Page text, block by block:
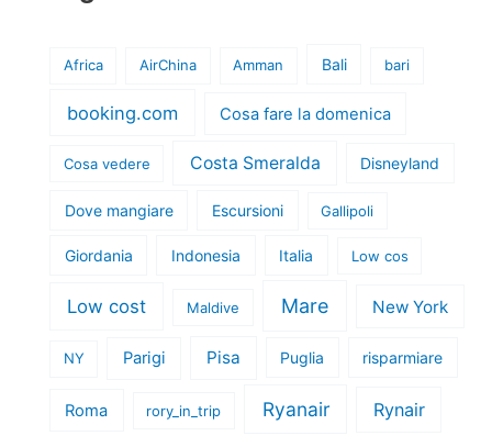
Africa AirChina Amman Bali bari
booking.com Cosa fare la domenica
Cosa vedere Costa Smeralda Disneyland
Dove mangiare Escursioni Gallipoli
Giordania Indonesia Italia Low cos
Low cost Maldive Mare New York
NY Parigi Pisa Puglia risparmiare
Roma rory_in_trip Ryanair Rynair